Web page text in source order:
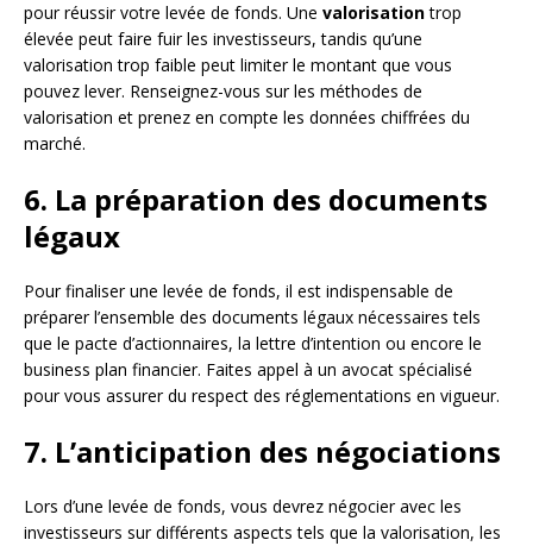
pour réussir votre levée de fonds. Une valorisationtrop
élevée peut faire fuir les investisseurs, tandis qu’une
valorisation trop faible peut limiter le montant que vous
pouvez lever. Renseignez-vous sur les méthodes de
valorisation et prenez en compte les données chiffrées du
marché.
6. La préparation des documents
légaux
Pour finaliser une levée de fonds, il est indispensable de
préparer l’ensemble des documents légaux nécessaires tels
que le pacte d’actionnaires, la lettre d’intention ou encore le
business plan financier. Faites appel à un avocat spécialisé
pour vous assurer du respect des réglementations en vigueur.
7. L’anticipation des négociations
Lors d’une levée de fonds, vous devrez négocier avec les
investisseurs sur différents aspects tels que la valorisation, les